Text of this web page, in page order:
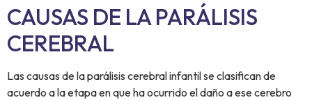
CAUSAS DE LA PARÁLISIS
CEREBRAL
Las causas de la parálisis cerebral infantil se clasifican de
acuerdo a la etapa en que ha ocurrido el daño a ese cerebro